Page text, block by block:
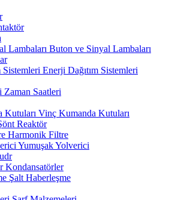
Buton ve Sinyal Lambaları
Enerji Dağıtım Sistemleri
Zaman Saatleri
Vinç Kumanda Kutuları
Reaktör
Harmonik Filtre
Yumuşak Yolverici
Kondansatörler
Şalt Haberleşme